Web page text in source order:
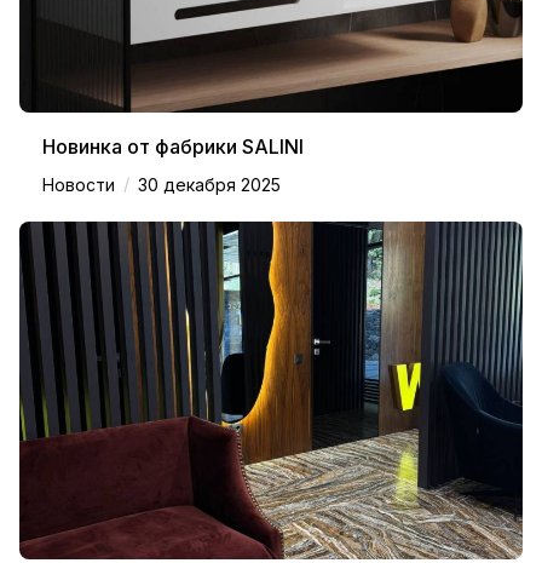
Новинка от фабрики SALINI
Новости / 30 декабря 2025